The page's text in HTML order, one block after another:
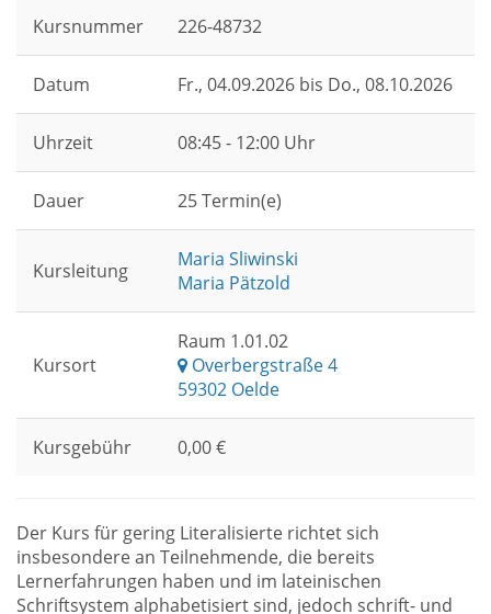
Kursnummer 226-48732
Datum Fr., 04.09.2026 bis Do., 08.10.2026
Uhrzeit 08:45 - 12:00 Uhr
Dauer 25 Termin(e)
Kursleitung
Maria Sliwinski
Maria Pätzold
Kursort
Raum 1.01.02
Overbergstraße 4
59302 Oelde
Kursgebühr 0,00 €
Der Kurs für gering Literalisierte richtet sich
insbesondere an Teilnehmende, die bereits
Lernerfahrungen haben und im lateinischen
Schriftsystem alphabetisiert sind, jedoch schrift- und